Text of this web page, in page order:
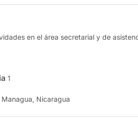
en el área secretarial y de
1
Managua, Nicaragua